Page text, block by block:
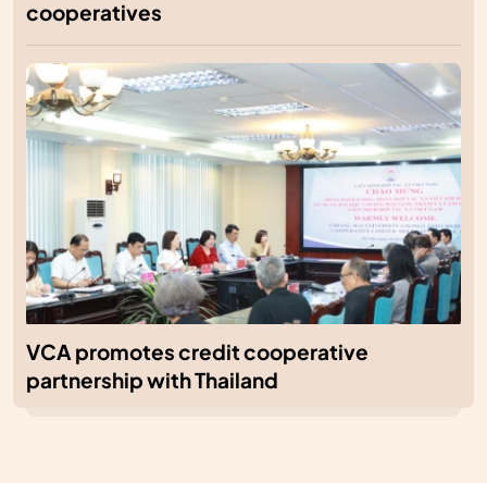
cooperatives
VCA promotes credit cooperative
partnership with Thailand